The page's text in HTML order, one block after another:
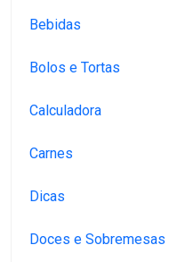
Bebidas
Bolos e Tortas
Calculadora
Carnes
Dicas
Doces e Sobremesas